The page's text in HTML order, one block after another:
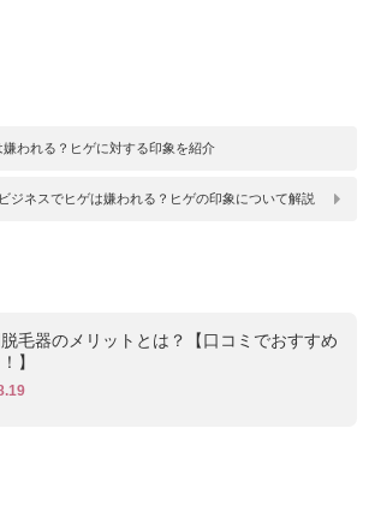
嫌われる？ヒゲに対する印象を紹介
ビジネスでヒゲは嫌われる？ヒゲの印象について解説
毛器のメリットとは？【口コミでおすすめ
】